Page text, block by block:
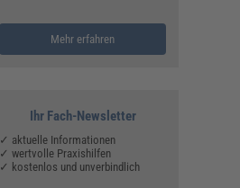
Mehr erfahren
Ihr Fach-Newsletter
✓ aktuelle Informationen
✓ wertvolle Praxishilfen
✓ kostenlos und unverbindlich